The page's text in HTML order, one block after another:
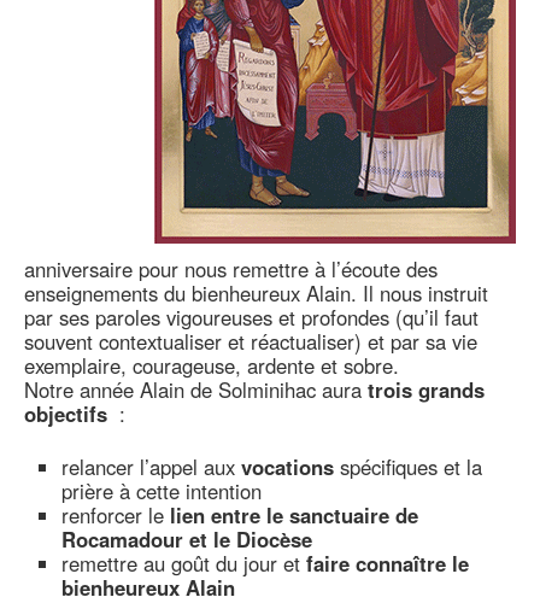
anniversaire pour nous remettre à l’écoute des
enseignements du bienheureux Alain. Il nous instruit
par ses paroles vigoureuses et profondes (qu’il faut
souvent contextualiser et réactualiser) et par sa vie
exemplaire, courageuse, ardente et sobre.
Notre année Alain de Solminihac aura trois grands
objectifs :
relancer l’appel aux vocations spécifiques et la
prière à cette intention
renforcer le lien entre le sanctuaire de
Rocamadour et le Diocèse
remettre au goût du jour et faire connaître le
bienheureux Alain